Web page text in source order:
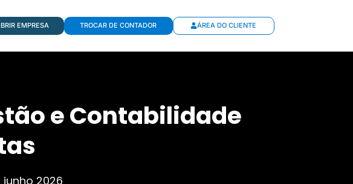
EMPRESA TROCAR DE CONTADOR ÁREA DO CLIENTE
e Contabilidade
junho 2026